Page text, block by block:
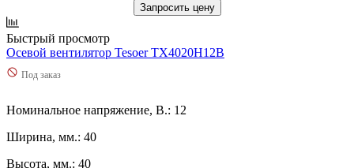
Запросить цену
Быстрый просмотр
Осевой вентилятор Tesoer TX4020H12B
Под заказ
Номинальное напряжение, В.: 12
Ширина, мм.: 40
Высота, мм.: 40